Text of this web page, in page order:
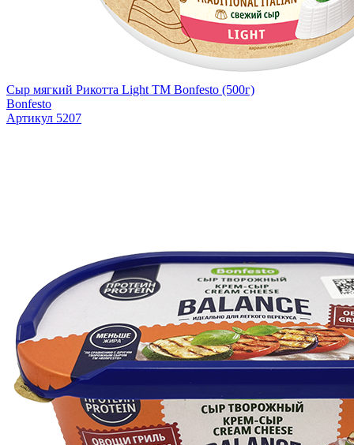
Сыр мягкий Рикотта Light TM Bonfesto (500г)
Bonfesto
Артикул 5207